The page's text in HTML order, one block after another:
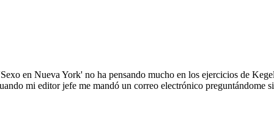
en Nueva York' no ha pensando mucho en los ejercicios de
mi editor jefe me mandó un correo electrónico preguntándome